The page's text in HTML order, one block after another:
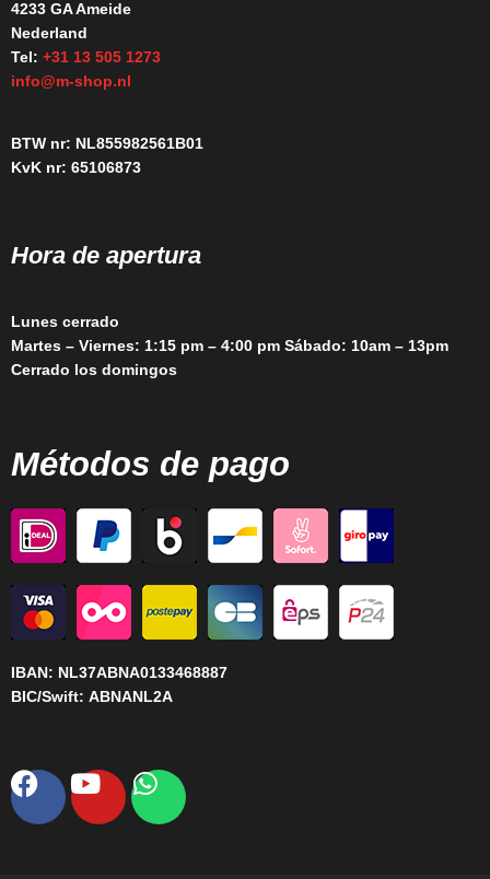
4233 GA Ameide
Nederland
Tel: +31 13 505 1273
info@m-shop.nl
BTW nr: NL855982561B01
KvK nr: 65106873
Hora de apertura
Lunes cerrado
Martes – Viernes: 1:15 pm – 4:00 pm Sábado: 10am – 13pm
Cerrado los domingos
Métodos de pago
IBAN: NL37ABNA0133468887
BIC/Swift: ABNANL2A
Facebook
YoutubeWhatsapp